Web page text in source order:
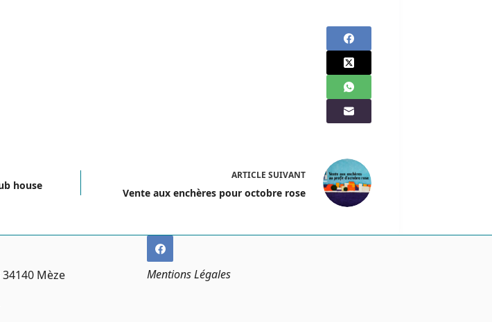
house
ARTICLE SUIVANT
Vente aux enchères pour octobre rose
34140 Mèze
Mentions Légales